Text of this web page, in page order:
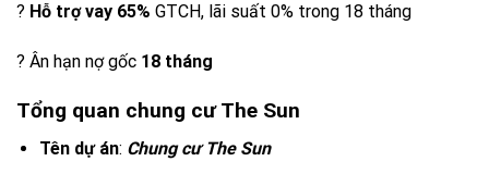
? Hỗ trợ vay 65% GTCH, lãi suất 0% trong 18 tháng
? Ân hạn nợ gốc 18 tháng
Tổng quan chung cư The Sun
Tên dự án: Chung cư The Sun